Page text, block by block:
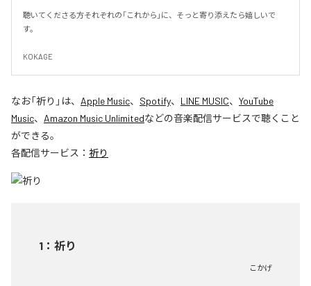
聴いてくださる方それぞれの「これから」に、そっと寄り添えたら嬉しいで
す。
KOKAGE
なお「祈り 」は、 Apple Music、 Spotify、 LINE MUSIC、 YouTube
Music、 Amazon Music Unlimitedなどの音楽配信サービスで聴くこと
ができる。
各配信サービス： 祈り
1 ： 祈り
こかげ